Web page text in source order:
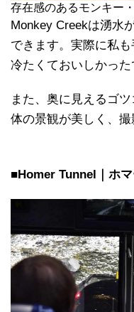
存在感のあるモンキー
Monkey Creekは湧水
できます。実際に私
冷たくておいしかった
また、奥に見えるゴ
体の景観が美しく、撮
■Homer Tunnel｜ホ